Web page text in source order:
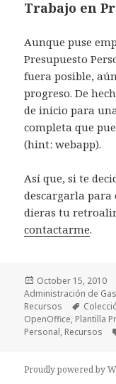
Trabajo en
Aunque puse
Presupuesto
fuera posible,
progreso. De
de inicio para
completa que
(hint: webapp).
Así que, si te
descargarla para
dieras tu
contactarme.
Posted
on
October 15, 2010
Administración de
Recursos
Tags
OpenOffice, Plantilla
Personal, Recursos
Proudly powered by